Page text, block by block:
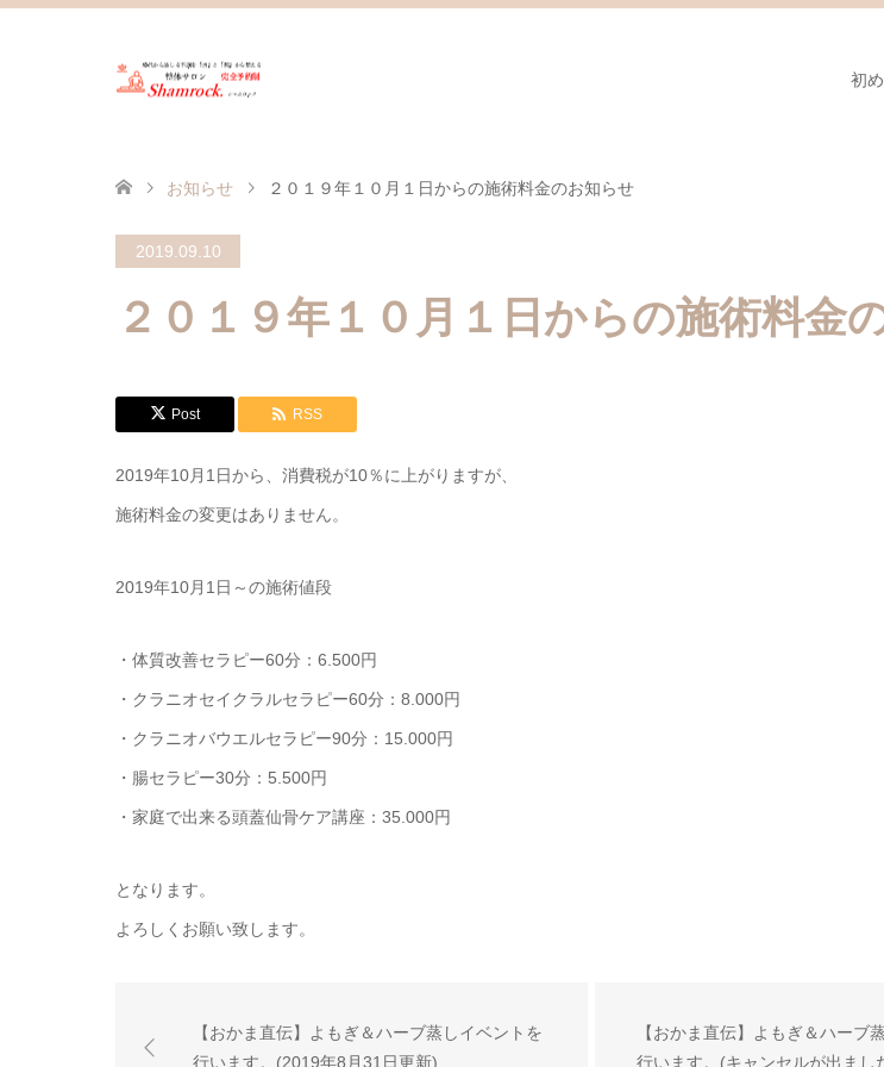
初
お知らせ ２０１９年１０月１日からの施術料金のお知らせ
2019.09.10
２０１９年１０月１日からの施術料金
Post RSS
2019年10月1日から、消費税が10％に上がりますが、
施術料金の変更はありません。
2019年10月1日～の施術値段
・体質改善セラピー60分：6.500円
・クラニオセイクラルセラピー60分：8.000円
・クラニオバウエルセラピー90分：15.000円
・腸セラピー30分：5.500円
・家庭で出来る頭蓋仙骨ケア講座：35.000円
となります。
よろしくお願い致します。
【おかま直伝】よもぎ＆ハーブ蒸しイベントを
行います。(2019年8月31日更新)
【おかま直伝】よもぎ＆ハーブ
行います。(キャンセルが出まし